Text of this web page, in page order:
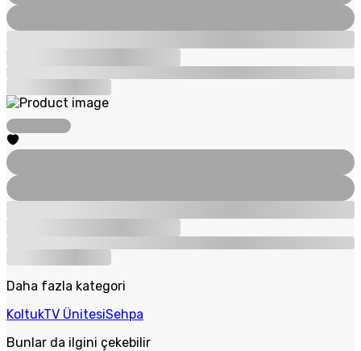
Daha fazla kategori
KoltukTV ÜnitesiSehpa
Bunlar da ilgini çekebilir